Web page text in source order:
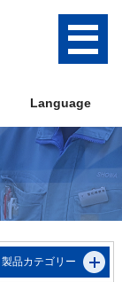
Language
製品カテゴリー